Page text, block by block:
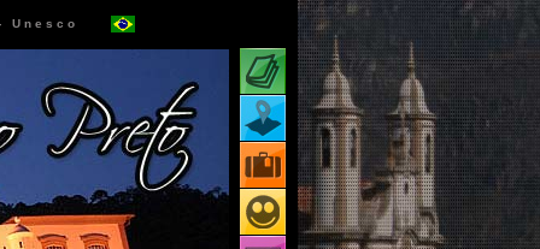
Unesco
Atrações turísticas
Mapa de atrações
Pacotes turísticos
Receptivos turísticos